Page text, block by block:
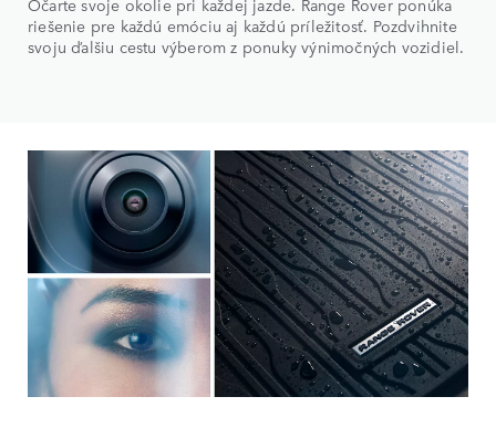
Očarte svoje okolie pri každej jazde. Range Rover ponúka
riešenie pre každú emóciu aj každú príležitosť. Pozdvihnite
svoju ďalšiu cestu výberom z ponuky výnimočných vozidiel.